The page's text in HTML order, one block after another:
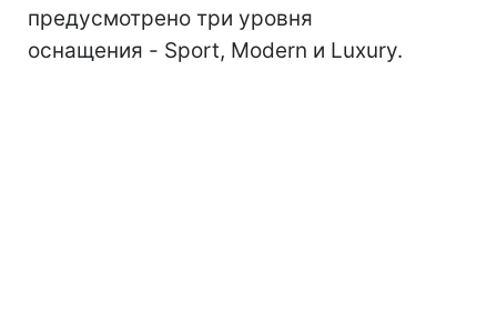
предусмотрено три уровня
оснащения - Sport, Modern и Luxury.